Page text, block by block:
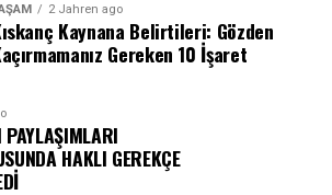
2 Jahren ago
Kaynana Belirtileri: Gözden
Gereken 10 İşaret
PAYLAŞIMLARI
HAKLI GEREKÇE